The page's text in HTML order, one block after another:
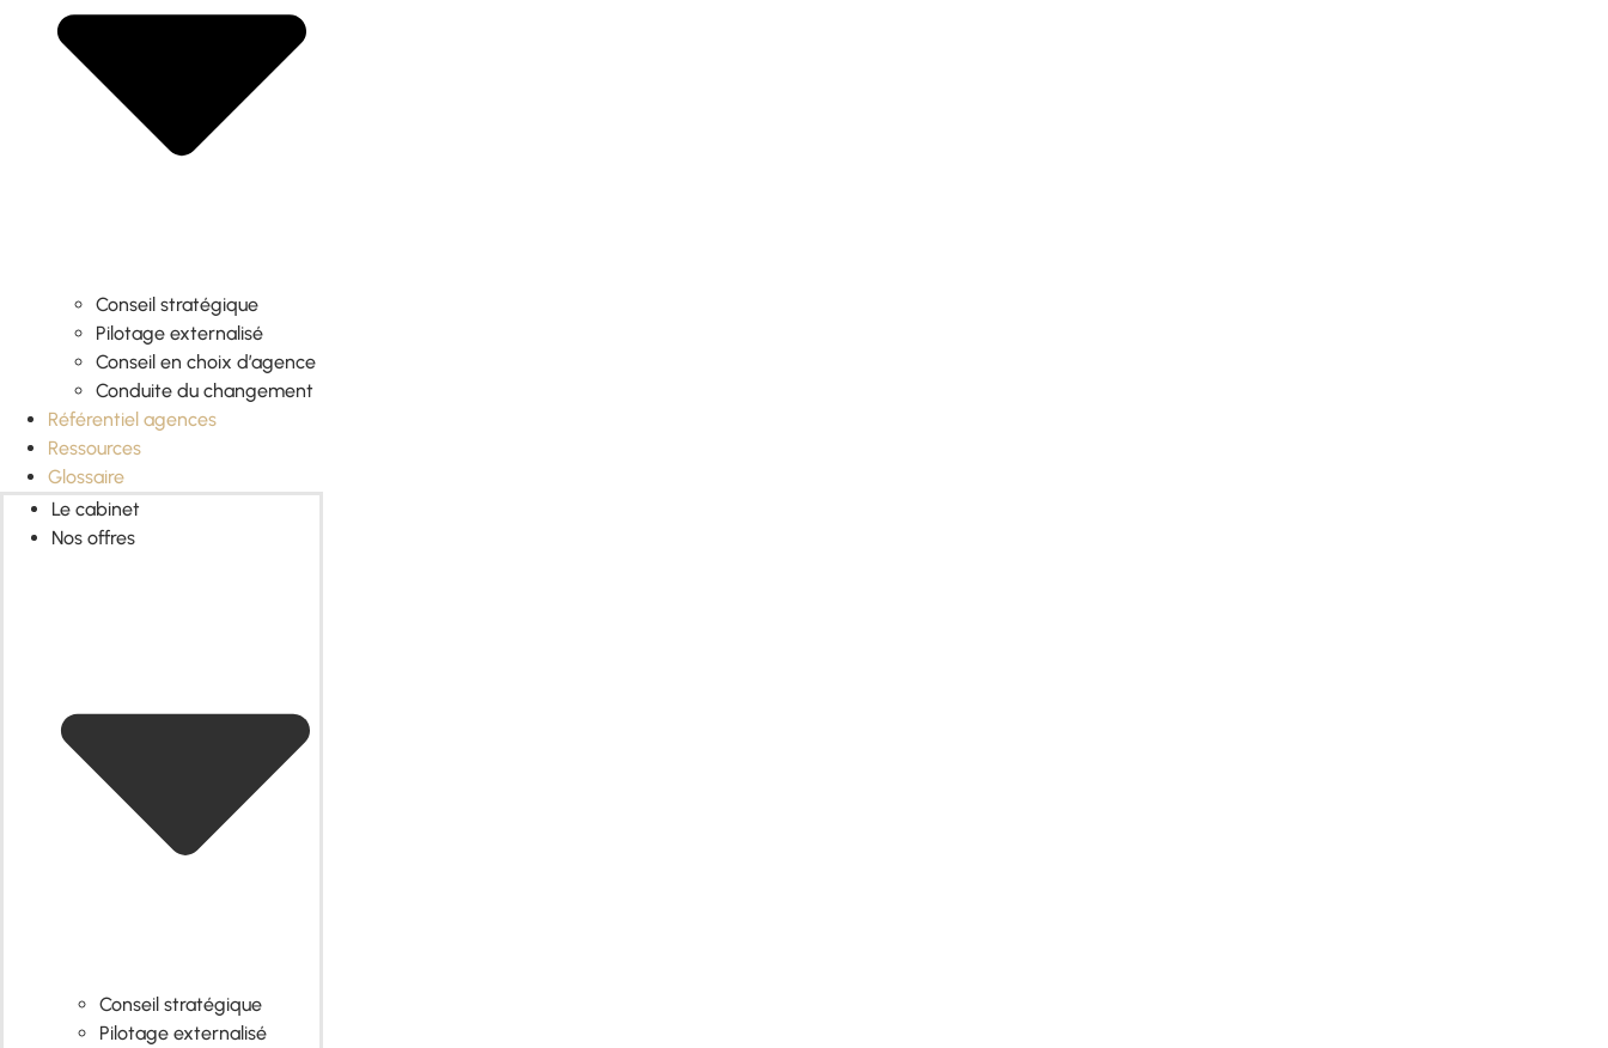
Conseil stratégique
Pilotage externalisé
Conseil en choix d’agence
Conduite du changement
Référentiel agences
Ressources
Glossaire
Le cabinet
Nos offres
Conseil stratégique
Pilotage externalisé